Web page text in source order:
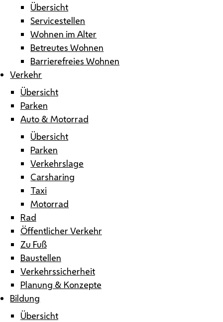
Übersicht
Servicestellen
Wohnen im Alter
Betreutes Wohnen
Barrierefreies Wohnen
Verkehr
Übersicht
Parken
Auto & Motorrad
Übersicht
Parken
Verkehrslage
Carsharing
Taxi
Motorrad
Rad
Öffentlicher Verkehr
Zu Fuß
Baustellen
Verkehrssicherheit
Planung & Konzepte
Bildung
Übersicht